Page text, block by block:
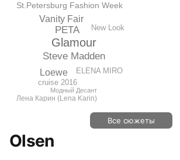
Glamour
PETA
Steve Madden
Vanity Fair
Loewe
St.Petersburg Fashion Week
New Look
ELENA MIRO
cruise 2016
Лена Карин (Lena Karin)
Модный Десант
Все сюжеты
Olsen